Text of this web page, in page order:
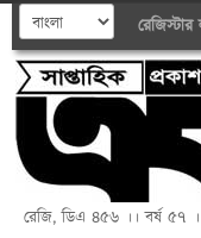
রেজিস্টার
রেজি, ডিএ ৪৫৬ ।। বর্ষ ৫৭